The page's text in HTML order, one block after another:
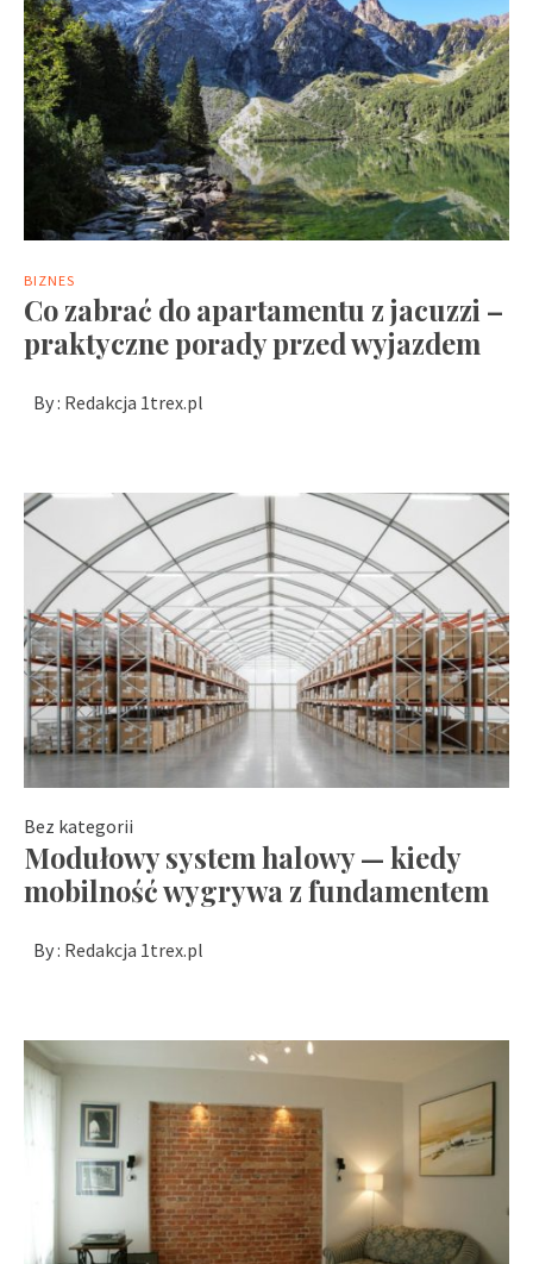
BIZNES
Co zabrać do apartamentu z jacuzzi –
praktyczne porady przed wyjazdem
By : Redakcja 1trex.pl
Bez kategorii
Modułowy system halowy — kiedy
mobilność wygrywa z fundamentem
By : Redakcja 1trex.pl